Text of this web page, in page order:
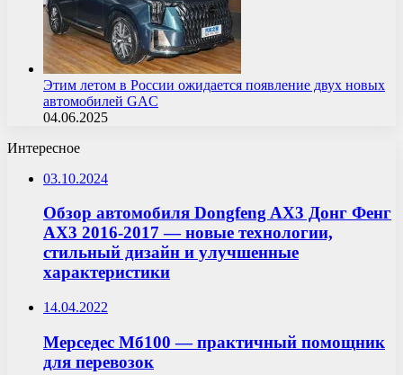
Этим летом в России ожидается появление двух новых
автомобилей GAC
04.06.2025
Интересное
03.10.2024
Обзор автомобиля Dongfeng AX3 Донг Фенг
АХ3 2016-2017 — новые технологии,
стильный дизайн и улучшенные
характеристики
14.04.2022
Мерседес Мб100 — практичный помощник
для перевозок